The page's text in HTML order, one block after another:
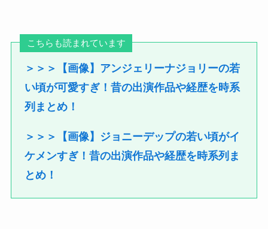
こちらも読まれています
＞＞＞【画像】アンジェリーナジョリーの若
い頃が可愛すぎ！昔の出演作品や経歴を時系
列まとめ！
＞＞＞【画像】ジョニーデップの若い頃がイ
ケメンすぎ！昔の出演作品や経歴を時系列ま
とめ！